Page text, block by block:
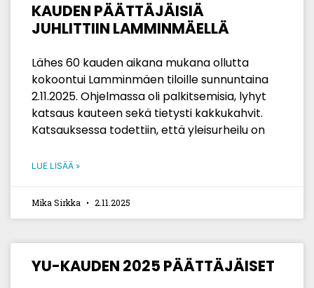
KAUDEN PÄÄTTÄJÄISIÄ
JUHLITTIIN LAMMINMÄELLÄ
Lähes 60 kauden aikana mukana ollutta
kokoontui Lamminmäen tiloille sunnuntaina
2.11.2025. Ohjelmassa oli palkitsemisia, lyhyt
katsaus kauteen sekä tietysti kakkukahvit.
Katsauksessa todettiin, että yleisurheilu on
LUE LISÄÄ »
Mika Sirkka 2.11.2025
YU-KAUDEN 2025 PÄÄTTÄJÄISET